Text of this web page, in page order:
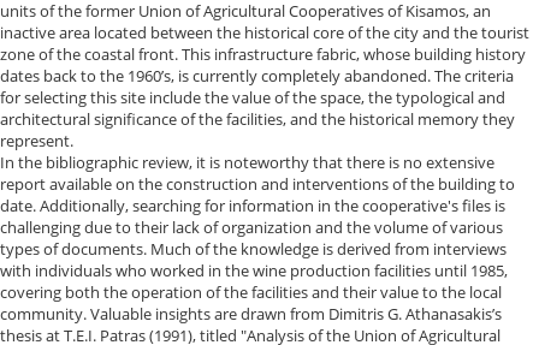
units of the former Union of Agricultural Cooperatives of Kisamos, an
inactive area located between the historical core of the city and the tourist
zone of the coastal front. This infrastructure fabric, whose building history
dates back to the 1960’s, is currently completely abandoned. The criteria
for selecting this site include the value of the space, the typological and
architectural significance of the facilities, and the historical memory they
represent.
In the bibliographic review, it is noteworthy that there is no extensive
report available on the construction and interventions of the building to
date. Additionally, searching for information in the cooperative's files is
challenging due to their lack of organization and the volume of various
types of documents. Much of the knowledge is derived from interviews
with individuals who worked in the wine production facilities until 1985,
covering both the operation of the facilities and their value to the local
community. Valuable insights are drawn from Dimitris G. Athanasakis’s
thesis at T.E.I. Patras (1991), titled "Analysis of the Union of Agricultural